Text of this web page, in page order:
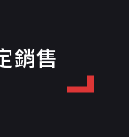
銷售